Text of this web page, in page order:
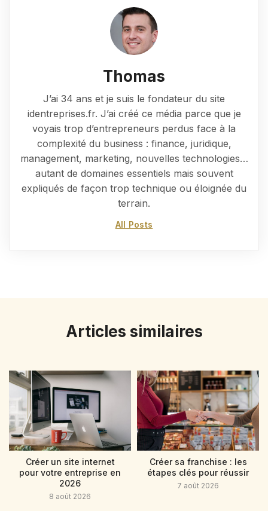
Thomas
J’ai 34 ans et je suis le fondateur du site
identreprises.fr. J’ai créé ce média parce que je
voyais trop d’entrepreneurs perdus face à la
complexité du business : finance, juridique,
management, marketing, nouvelles technologies…
autant de domaines essentiels mais souvent
expliqués de façon trop technique ou éloignée du
terrain.
All Posts
Articles similaires
Créer un site internet
pour votre entreprise en
2026
8 août 2026
Créer sa franchise : les
étapes clés pour réussir
7 août 2026